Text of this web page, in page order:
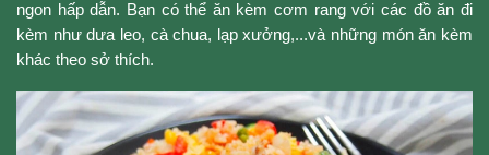
ngon hấp dẫn. Bạn có thể ăn kèm cơm rang với các đồ ăn đi
kèm như dưa leo, cà chua, lạp xưởng,...và những món ăn kèm
khác theo sở thích.